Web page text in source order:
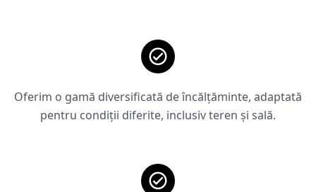
Oferim o gamă diversificată de încălțăminte, adaptată
pentru condiții diferite, inclusiv teren și sală.